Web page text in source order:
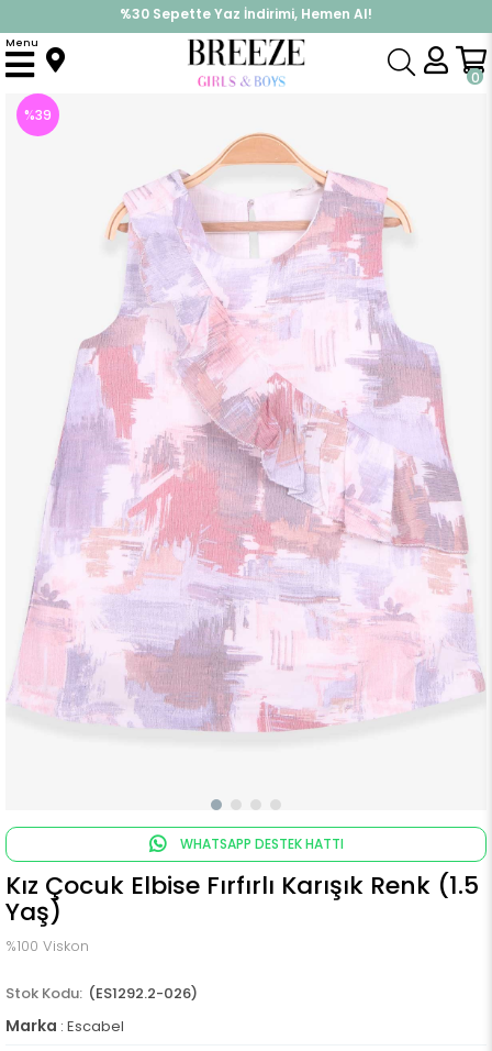
%30 Sepette Yaz İndirimi, Hemen Al!
İndirimlere ek %10 İndirimi Kap, Hemen Üye Ol!
0
Menu
Anasayfa Elbise Modelleri Yazlık Elbise Kız Çocuk Elbise Fırfırlı Karışık Renk (1.5 Yaş)
%39
WHATSAPP DESTEK HATTI
Kız Çocuk Elbise Fırfırlı Karışık Renk (1.5
Yaş)
%100 Viskon
(ES1292.2-026)
Marka : Escabel